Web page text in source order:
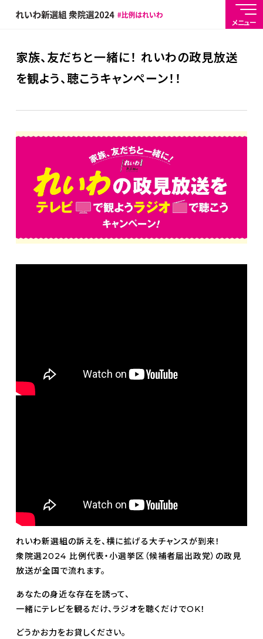
メニュー
家族、友だちと一緒に！ れいわの政見放送
を観よう、聴こうキャンペーン！！
れいわ新選組の訴えを、横に拡げる大チャンスが到来！
衆院選2024 比例代表・小選挙区（候補者届出政党）の政見
放送が全国で流れます。
あなたの身近な存在を誘って、
一緒にテレビを観るだけ、ラジオを聴くだけでOK！
どうかお力をお貸しください。